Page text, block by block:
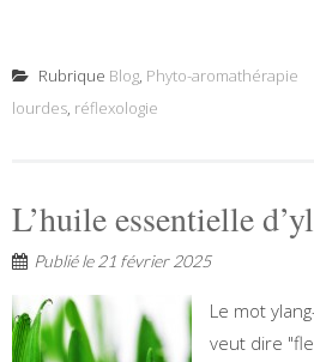
Rubrique Blog, Phyto-aromathérapie
lourdes, réflexologie
L’huile essentielle
Publié le 21 février 2025
Le mot
veut dire